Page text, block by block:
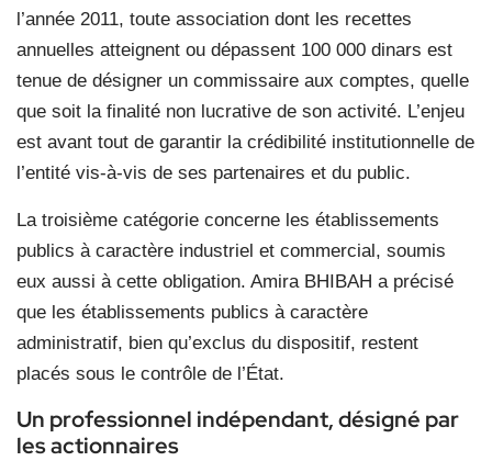
l’année 2011, toute association dont les recettes
annuelles atteignent ou dépassent 100 000 dinars est
tenue de désigner un commissaire aux comptes, quelle
que soit la finalité non lucrative de son activité. L’enjeu
est avant tout de garantir la crédibilité institutionnelle de
l’entité vis-à-vis de ses partenaires et du public.
La troisième catégorie concerne les établissements
publics à caractère industriel et commercial, soumis
eux aussi à cette obligation. Amira BHIBAH a précisé
que les établissements publics à caractère
administratif, bien qu’exclus du dispositif, restent
placés sous le contrôle de l’État.
Un professionnel indépendant, désigné par
les actionnaires